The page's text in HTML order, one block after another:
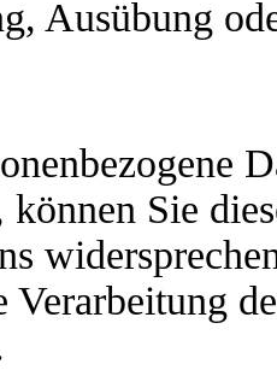
Ausübung
Sie
Verarbeitung